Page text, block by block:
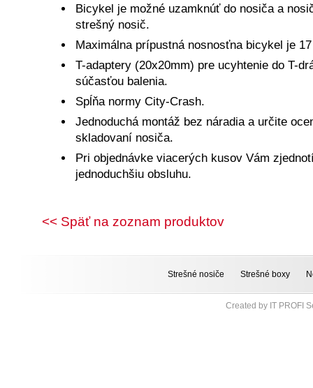
Bicykel je možné uzamknúť do nosiča a
strešný nosič.
Maximálna prípustná nosnosťna bicykel je
T-adaptery (20x20mm) pre ucyhtenie do T-
súčasťou balenia.
Spĺňa normy City-Crash.
Jednoduchá montáž bez náradia a určite
skladovaní nosiča.
Pri objednávke viacerých kusov Vám
jednoduchšiu obsluhu.
<< Späť na zoznam produktov
Strešné nosiče Strešné boxy
Created by IT PROFI